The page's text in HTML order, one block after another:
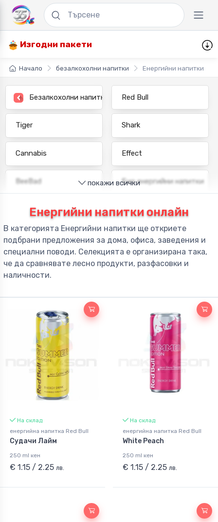
Изгодни пакети
Начало безалкохолни напитки Енергийни напитки
Безалкохолни напитки Red Bull
Tiger Shark
Cannabis Effect
BeeBad Био енергийни напитки
покажи всички
Енергийни напитки онлайн
В категорията Енергийни напитки ще откриете
подбрани предложения за дома, офиса, заведения и
специални поводи. Селекцията е организирана така,
че да сравнявате лесно продукти, разфасовки и
наличности.
На склад
енергийна напитка Red Bull
Судачи Лайм
250 ml кен
€ 1.15 / 2.25 лв.
На склад
енергийна напитка Red Bull
White Peach
250 ml кен
€ 1.15 / 2.25 лв.